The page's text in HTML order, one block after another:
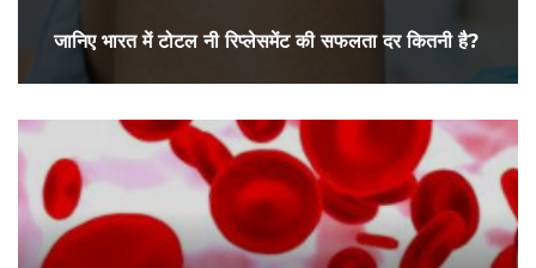
जानिए भारत में टोटल नी रिप्लेसमेंट की सफलता दर कितनी है?